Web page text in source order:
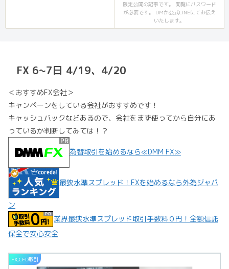
限定公開の記事です。 閲覧にパスワード
が必要です。 DMか公式LINEにてお伝え
いたします。
FX 6~7日 4/19、4/20
＜おすすめFX会社＞
キャンペーンをしている会社がおすすめです！
キャッシュバックなどあるので、会社をまず使ってから自分にあ
っているか判断してみては！？
為替取引を始めるなら≪DMM FX≫
最狭水準スプレッド！FXを始めるなら外為ジャパ
ン
業界最狭水準スプレッド取引手数料０円！全額信託
保全で安心安全
FX,CFD取引